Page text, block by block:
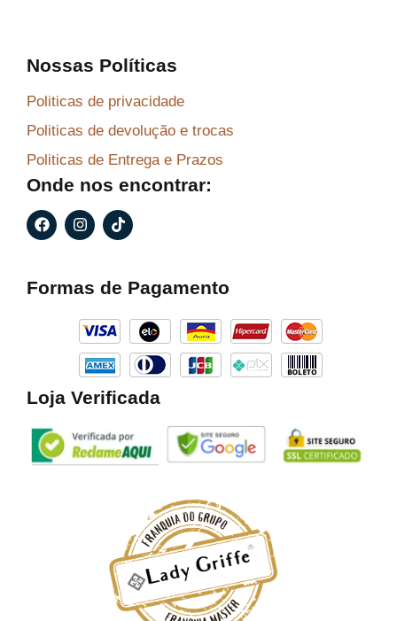
Nossas Políticas
Politicas de privacidade
Politicas de devolução e trocas
Politicas de Entrega e Prazos
Onde nos encontrar:
F
a
c
o
I
n
s
g
a
m
T
i
k
k
Formas de Pagamento
Loja Verificada